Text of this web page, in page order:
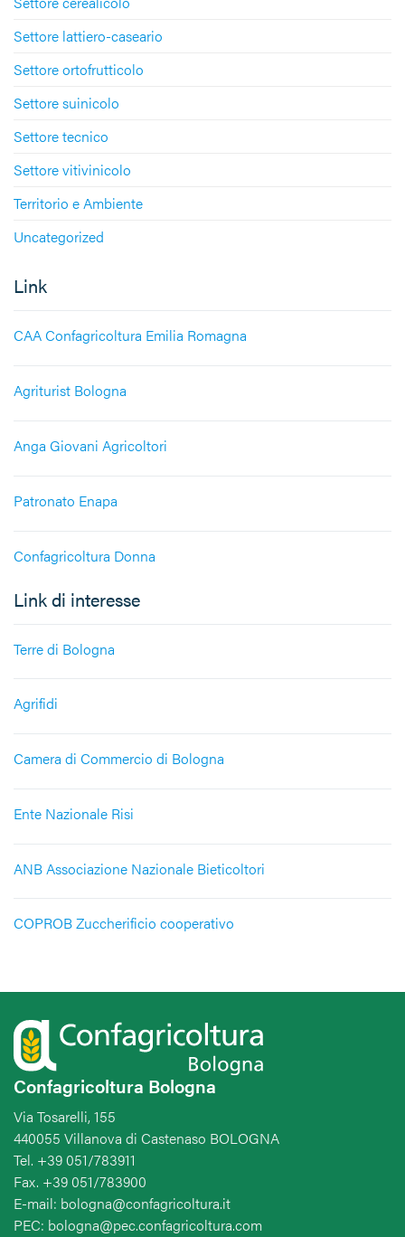
Settore lattiero-caseario
Settore ortofrutticolo
Settore suinicolo
Settore tecnico
Settore vitivinicolo
Territorio e Ambiente
Uncategorized
Link
CAA Confagricoltura Emilia Romagna
Agriturist Bologna
Anga Giovani Agricoltori
Patronato Enapa
Confagricoltura Donna
Link di interesse
Terre di Bologna
Agrifidi
Camera di Commercio di Bologna
Ente Nazionale Risi
ANB Associazione Nazionale Bieticoltori
COPROB Zuccherificio cooperativo
Confagricoltura Bologna
Via Tosarelli, 155
440055 Villanova di Castenaso BOLOGNA
Tel. +39 051/783911
Fax. +39 051/783900
E-mail: bologna@confagricoltura.it
PEC: bologna@pec.confagricoltura.com